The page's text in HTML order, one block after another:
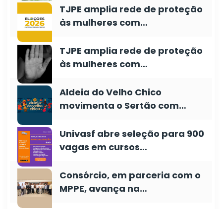
TJPE amplia rede de proteção
às mulheres com…
TJPE amplia rede de proteção
às mulheres com…
Aldeia do Velho Chico
movimenta o Sertão com…
Univasf abre seleção para 900
vagas em cursos…
Consórcio, em parceria com o
MPPE, avança na…